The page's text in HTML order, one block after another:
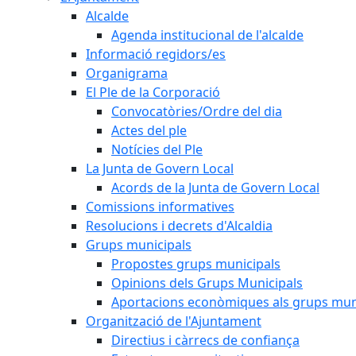
Alcalde
Agenda institucional de l'alcalde
Informació regidors/es
Organigrama
El Ple de la Corporació
Convocatòries/Ordre del dia
Actes del ple
Notícies del Ple
La Junta de Govern Local
Acords de la Junta de Govern Local
Comissions informatives
Resolucions i decrets d'Alcaldia
Grups municipals
Propostes grups municipals
Opinions dels Grups Municipals
Aportacions econòmiques als grups
Organització de l'Ajuntament
Directius i càrrecs de confiança